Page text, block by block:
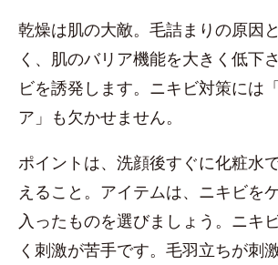
乾燥は肌の大敵。毛詰まりの原因
く、肌のバリア機能を大きく低下
ビを誘発します。ニキビ対策には
ア」も欠かせません。
ポイントは、洗顔後すぐに化粧水
えること。アイテムは、ニキビを
入ったものを選びましょう。ニキ
く刺激が苦手です。毛羽立ちが刺